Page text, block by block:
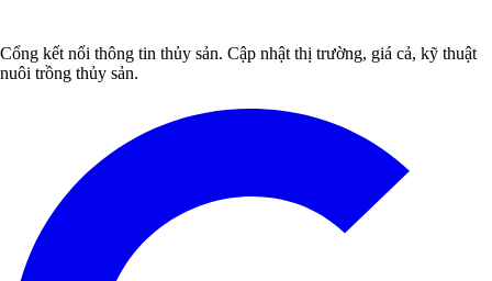
Cổng kết nối thông tin thủy sản. Cập nhật thị trường, giá cả, kỹ thuật
nuôi trồng thủy sản.